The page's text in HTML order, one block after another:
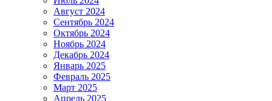
Август 2024
Сентябрь 2024
Октябрь 2024
Ноябрь 2024
Декабрь 2024
Январь 2025
Февраль 2025
Март 2025
Апрель 2025